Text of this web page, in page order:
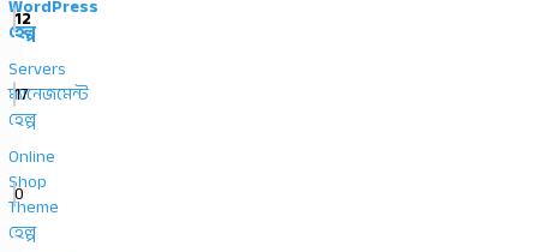
WordPress
হেল্প
12
Servers
ম্যানেজমেন্ট
হেল্প
17
Online
Shop
Theme
হেল্প
0